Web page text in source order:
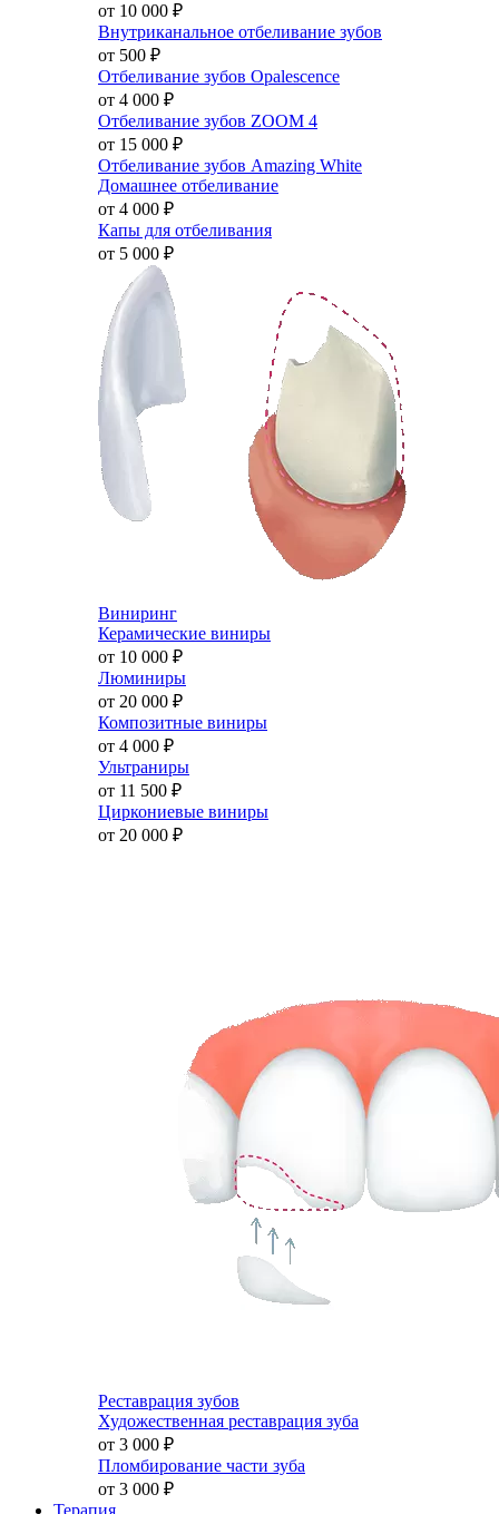
от 10 000 ₽
Внутриканальное отбеливание зубов
от 500 ₽
Отбеливание зубов Opalescence
от 4 000 ₽
Отбеливание зубов ZOOM 4
от 15 000 ₽
Отбеливание зубов Amazing White
Домашнее отбеливание
от 4 000 ₽
Капы для отбеливания
от 5 000 ₽
Виниринг
Керамические виниры
от 10 000 ₽
Люминиры
от 20 000 ₽
Композитные виниры
от 4 000 ₽
Ультраниры
от 11 500 ₽
Циркониевые виниры
от 20 000 ₽
Реставрация зубов
Художественная реставрация зуба
от 3 000 ₽
Пломбирование части зуба
от 3 000 ₽
Терапия